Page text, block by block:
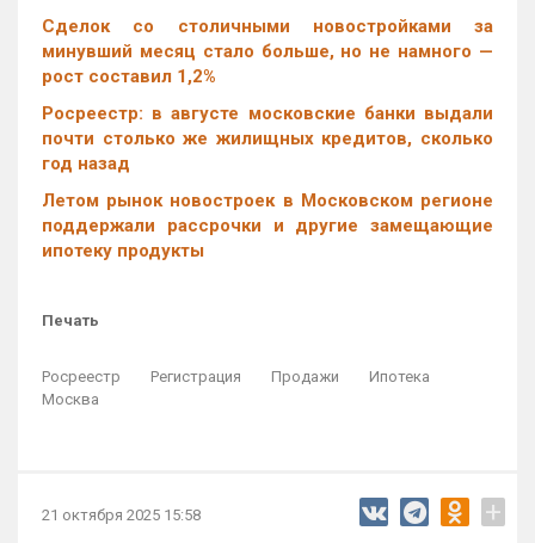
Cделок со столичными новостройками за
минувший месяц стало больше, но не намного —
рост составил 1,2%
Росреестр: в августе московские банки выдали
почти столько же жилищных кредитов, сколько
год назад
Летом рынок новостроек в Московском регионе
поддержали рассрочки и другие замещающие
ипотеку продукты
Печать
Росреестр Регистрация Продажи
Ипотека
Москва
21 октября 2025 15:58 +